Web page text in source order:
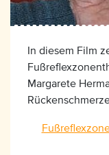
In diesem Film
Margarete